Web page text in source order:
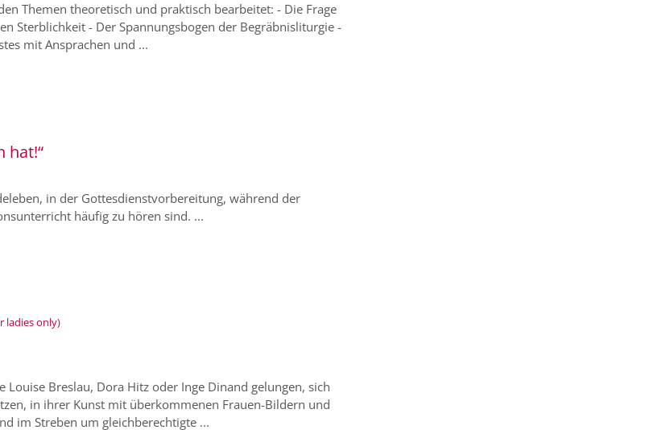
Themen theoretisch und praktisch bearbeitet: - Die Frage
Sterblichkeit - Der Spannungsbogen der Begräbnisliturgie -
mit Ansprachen und ...
hat!“
in der Gottesdienstvorbereitung, während der
häufig zu hören sind. ...
ladies only):
Breslau, Dora Hitz oder Inge Dinand gelungen, sich
in ihrer Kunst mit überkommenen Frauen-Bildern und
im Streben um gleichberechtigte ...